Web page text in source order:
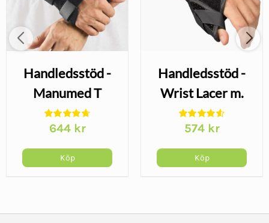
Handledsstöd -
Manumed T
644 kr
Köp
Handledsstöd -
Wrist Lacer m.
tumstöd
574 kr
Köp